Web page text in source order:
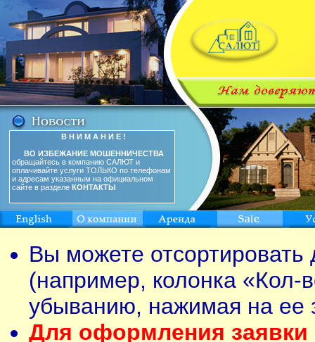
В Н И М А Н И Е !
ВО ИЗБЕЖАНИЕ МОШЕННИЧЕСТВА
обращайтесь в компанию САЛЮТ и
оплачивайте услуги ТОЛЬКО по телефонам
и адресам указанным на официальном
сайте в разделе КОНТАКТЫ
Вы можете
(например, колонка «Кол-
убыванию, нажимая на ее
Для оформления заявки